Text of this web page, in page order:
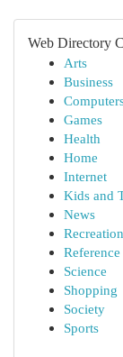
Web Directory
Arts
Business
Games
Health
Home
Internet
Kids and
News
Recreation
Reference
Science
Shopping
Society
Sports